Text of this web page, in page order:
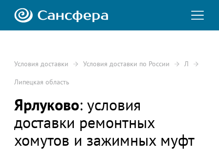
Условия доставки Условия доставки по России Л
Липецкая область
Ярлуково: условия
доставки ремонтных
хомутов и зажимных муфт